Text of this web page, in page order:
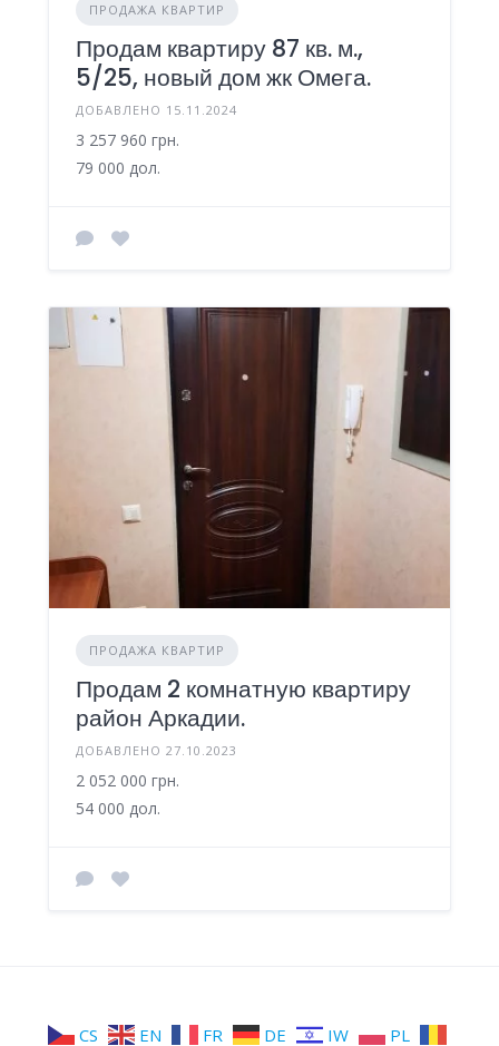
ПРОДАЖА КВАРТИР
Продам квартиру 87 кв. м.,
5/25, новый дом жк Омега.
ДОБАВЛЕНО 15.11.2024
3 257 960 грн.
79 000 дол.
ПРОДАЖА КВАРТИР
Продам 2 комнатную квартиру
район Аркадии.
ДОБАВЛЕНО 27.10.2023
2 052 000 грн.
54 000 дол.
CS EN FR DE IW PL